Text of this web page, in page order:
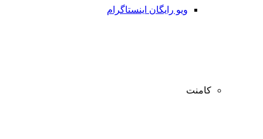
ویو رایگان اینستاگرام
کامنت